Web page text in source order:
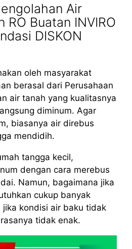
Air
RO Buatan INVIRO
DISKON
oleh masyarakat
berasal dari Perusahaan
air tanah yang kualitasnya
diminum. Agar
biasanya air direbus
mendidih.
tangga kecil,
dengan cara merebus
Namun, bagaimana jika
cukup banyak
jika kondisi air baku tidak
tidak enak.